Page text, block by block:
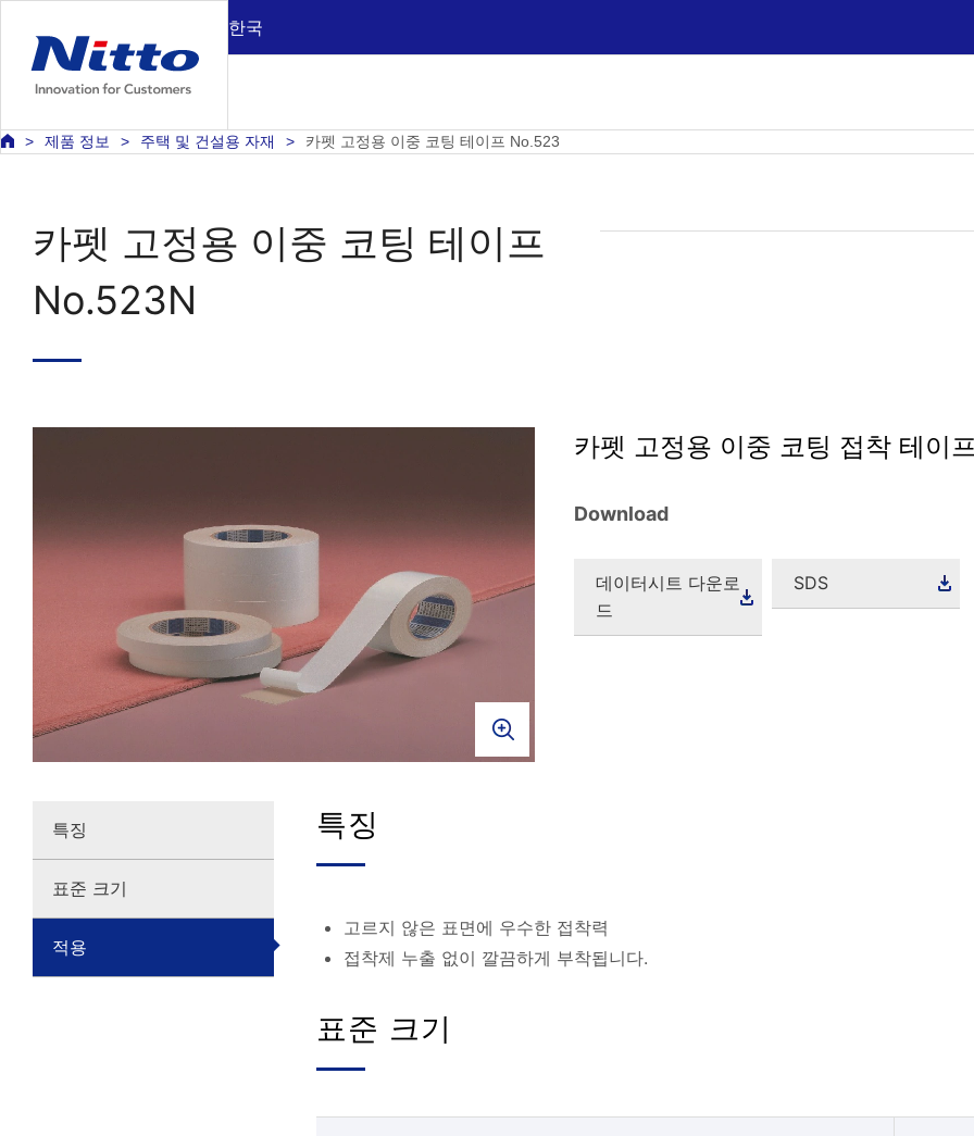
한국
제품 정보 주택 및 건설용 자재 카펫 고정용 이중 코팅 테이프 No.523
카펫 고정용 이중 코팅 테이프
No.523N
카펫 고정용 이중 코팅 접착 테이
Download
데이터시트 다운로
드
SDS
특징
표준 크기
적용
특징
고르지 않은 표면에 우수한 접착력
접착제 누출 없이 깔끔하게 부착됩니다.
표준 크기